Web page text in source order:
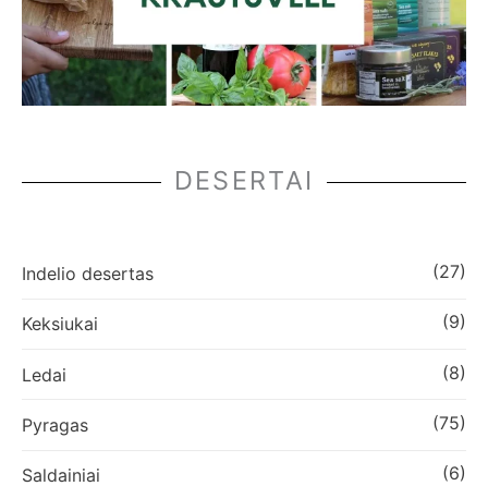
DESERTAI
Indelio desertas (27)
Keksiukai (9)
Ledai (8)
Pyragas (75)
Saldainiai (6)